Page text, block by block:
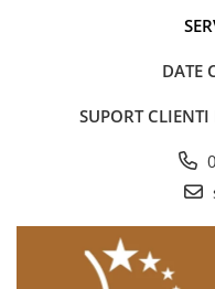
DATE
SUPORT CLIENTI